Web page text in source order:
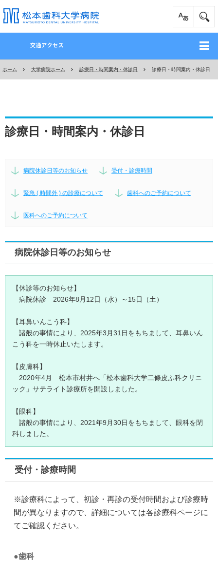
ホーム 大学病院ホーム 診療日・時間案内・休診日 診療日・時間案内・休診日
診療日・時間案内・休診日
病院休診日等のお知らせ 受付・診療時間
緊急 ( 時間外 ) の診療について 歯科へのご予約について
医科へのご予約について
病院休診日等のお知らせ
【休診等のお知らせ】
病院休診 2026年8月12日（水）～15日（土）
【耳鼻いんこう科】
諸般の事情により、2025年3月31日をもちまして、耳鼻いん
こう科を一時休止いたします。
【皮膚科】
2020年4月 松本市村井へ「松本歯科大学二條皮ふ科クリニ
ック」サテライト診療所を開設しました。
【眼科】
諸般の事情により、2021年9月30日をもちまして、眼科を閉
科しました。
受付・診療時間
※診療科によって、初診・再診の受付時間および診療時
間が異なりますので、詳細については各診療科ページに
てご確認ください。
歯科